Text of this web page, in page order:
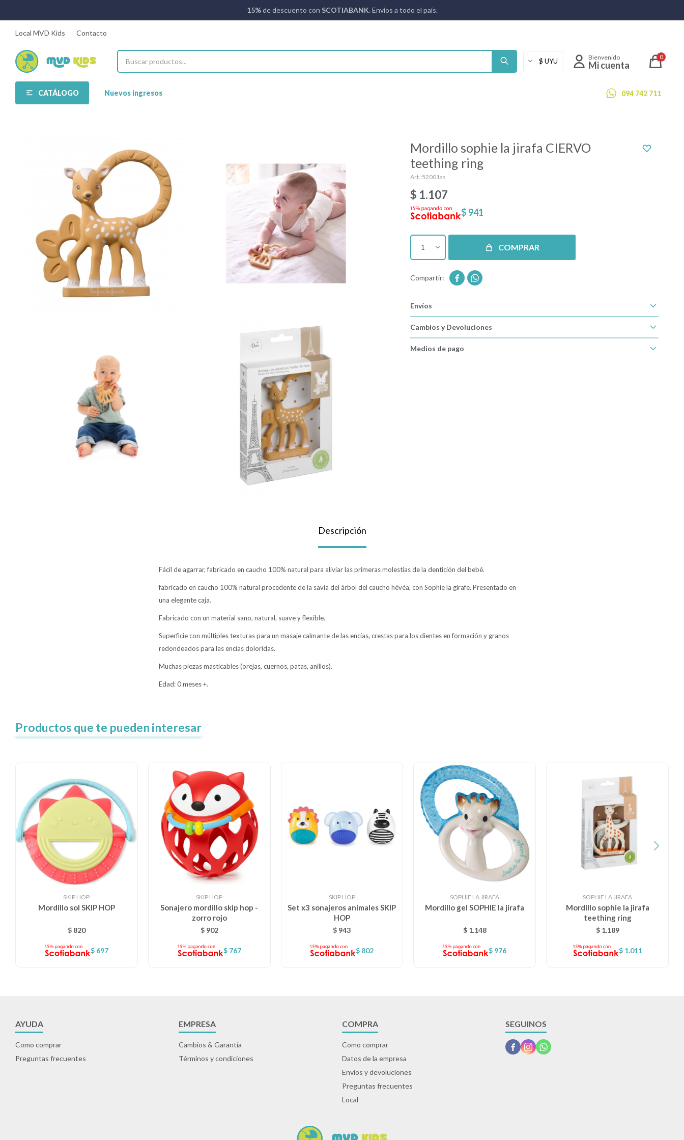
15%de descuento con SCOTIABANK. Envíos a todo el país.
CATÁLOGO Nuevos ingresos 094 742 711
0
Local MVD Kids Contacto
Mordillo sophie la jirafa CIERVO
teething ring
52001as
$ 1.107
$ 941
1 COMPRAR
 
Envíos
Cambios y Devoluciones
Medios de pago
Descripción
Fácil de agarrar, fabricado en caucho 100% natural para aliviar las primeras molestias de la dentición del bebé.
fabricado en caucho 100% natural procedente de la savia del árbol del caucho hévéa, con Sophie la girafe. Presentado en
una elegante caja.
Fabricado con un material sano, natural, suave y flexible.
Superficie con múltiples texturas para un masaje calmante de las encías, crestas para los dientes en formación y granos
redondeados para las encías doloridas.
Muchas piezas masticables (orejas, cuernos, patas, anillos).
Edad: 0 meses +.
Productos que te pueden interesar
SKIP HOP
Mordillo sol SKIP HOP
$ 820
$ 697
SKIP HOP
Sonajero mordillo skip hop -
zorro rojo
$ 902
$ 767
SKIP HOP
Set x3 sonajeros animales SKIP
HOP
$ 943
$ 802
SOPHIE LA JIRAFA
Mordillo gel SOPHIE la jirafa
$ 1.148
$ 976
SOPHIE LA JIRAFA
Mordillo sophie la jirafa
teething ring
$ 1.189
$ 1.011
AYUDA
Como comprar
Preguntas frecuentes
EMPRESA
Cambios & Garantía
Términos y condiciones
COMPRA
Como comprar
Datos de la empresa
Envíos y devoluciones
Preguntas frecuentes
Local
SEGUINOS
  